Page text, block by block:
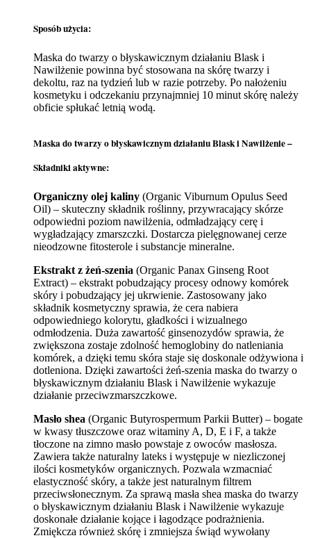
Sposób użycia:
Maska do twarzy o błyskawicznym działaniu Blask i
Nawilżenie powinna być stosowana na skórę twarzy i
dekoltu, raz na tydzień lub w razie potrzeby. Po nałożeniu
kosmetyku i odczekaniu przynajmniej 10 minut skórę należy
obficie spłukać letnią wodą.
Maska do twarzy o błyskawicznym działaniu Blask i Nawilżenie –
Składniki aktywne:
Organiczny olej kaliny (Organic Viburnum Opulus Seed
Oil) – skuteczny składnik roślinny, przywracający skórze
odpowiedni poziom nawilżenia, odmładzający cerę i
wygładzający zmarszczki. Dostarcza pielęgnowanej cerze
nieodzowne fitosterole i substancje mineralne.
Ekstrakt z żeń-szenia (Organic Panax Ginseng Root
Extract) – ekstrakt pobudzający procesy odnowy komórek
skóry i pobudzający jej ukrwienie. Zastosowany jako
składnik kosmetyczny sprawia, że cera nabiera
odpowiedniego kolorytu, gładkości i wizualnego
odmłodzenia. Duża zawartość ginsenozydów sprawia, że
zwiększona zostaje zdolność hemoglobiny do natleniania
komórek, a dzięki temu skóra staje się doskonale odżywiona i
dotleniona. Dzięki zawartości żeń-szenia maska do twarzy o
błyskawicznym działaniu Blask i Nawilżenie wykazuje
działanie przeciwzmarszczkowe.
Masło shea (Organic Butyrospermum Parkii Butter) – bogate
w kwasy tłuszczowe oraz witaminy A, D, E i F, a także
tłoczone na zimno masło powstaje z owoców masłosza.
Zawiera także naturalny lateks i występuje w niezliczonej
ilości kosmetyków organicznych. Pozwala wzmacniać
elastyczność skóry, a także jest naturalnym filtrem
przeciwsłonecznym. Za sprawą masła shea maska do twarzy
o błyskawicznym działaniu Blask i Nawilżenie wykazuje
doskonałe działanie kojące i łagodzące podrażnienia.
Zmiękcza również skórę i zmniejsza świąd wywołany